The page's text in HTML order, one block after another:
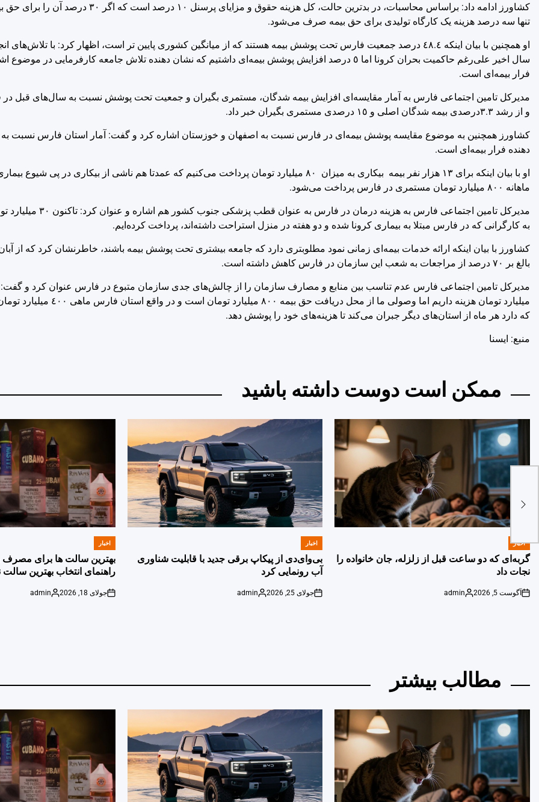
کشاورز ادامه داد: براساس محاسبات، در بدترین حالت، کل هزینه حقوق و مزایای
تنها سه درصد هزینه یک کارگاه تولیدی برای حق بیمه صرف می‌شود.
او همچنین با بیان اینکه ٤٨.٤ درصد جمعیت فارس تحت پوشش بیمه هستند که از میانگین کشوری پایین تر است، اظهار کرد: با
سال اخیر علی‌رغم حاکمیت بحران کرونا اما ٥ درصد افزایش پوشش بیمه‌ای داشتیم که نشان دهنده تلاش جامعه کارفرمایی در
فرار بیمه‌ای است.
مدیرکل تامین اجتماعی فارس به آمار مقایسه‌ای افزایش بیمه شدگان، مستمری بگیران و جمعیت تحت پوشش نسبت به سال‌های قبل
و از رشد ٣.٣درصدی بیمه شدگان اصلی و ١٥ درصدی مستمری بگیران خبر داد.
کشاورز همچنین به موضوع مقایسه پوشش بیمه‌ای در فارس نسبت به اصفهان و خوزستان اشاره کرد و گفت: آمار استان فارس نسبت به
دهنده فرار بیمه‌ای است.
او با بیان اینکه برای ۱۳ هزار نفر بیمه بیکاری به میزان ۸۰ میلیارد تومان پرداخت می‌کنیم که عمدتا هم ناشی از بیکاری در
ماهانه ٨٠٠ میلیارد تومان مستمری در فارس پرداخت می‌شود.
مدیرکل تامین اجتماعی فارس به هزینه
به کارگرانی که در فارس مبتلا به بیماری کرونا شده و دو هفته در منزل استراحت داشته‌اند، پرداخت کرده‌ایم.
کشاورز با بیان اینکه ارائه خدمات بیمه‌ای زمانی نمود مطلوبتری دارد که جامعه بیشتری تحت پوشش بیمه باشند، خاطرنشان کرد که از
بالغ بر ۷۰ درصد از مراجعات به شعب این سازمان در فارس کاهش داشته است.
میلیارد تومان هزینه داریم اما وصولی ما از محل دریافت
که دارد هر ماه از استان‌های دیگر جبران می‌کند تا هزینه‌های خود را پوشش دهد.
منبع: ايسنا
ممکن است دوست داشته باشید
POSTED
IN
اخبار
گربه‌ای که دو ساعت قبل از زلزله، جان خانواده را
نجات داد
on
آگوست 5, 2026
Posted
admin
POSTED
اخبار
بی‌وای‌دی از پیکاپ برقی جدید با قابلیت شناوری
آب رونمایی کرد
on
جولای 25, 2026
Posted
admin
POSTED
اخبار
بهترین سالت ها برای مصرف
راهنمای انتخاب بهترین سالت
on
جولای 18, 2026
Posted
admin
مطالب بیشتر